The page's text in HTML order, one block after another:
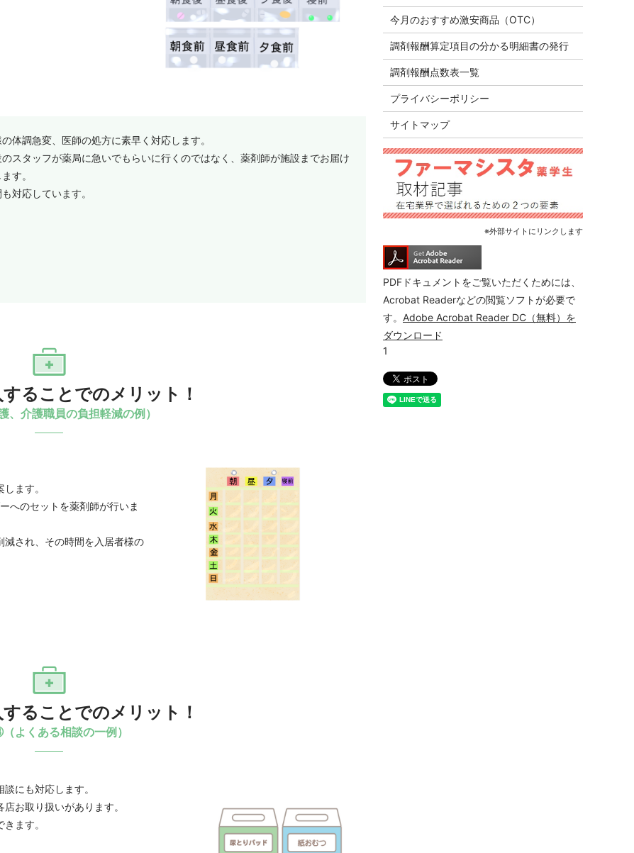
体調急変、医師の処方に素早く対応します。
スタッフが薬局に急いでもらいに行くのではなく、薬剤師が施設までお届け
す。
対応しています。
ることでのメリット！
、介護職員の負担軽減の例）
ます。
へのセットを薬剤師が行いま
され、その時間を入居者様の
ることでのメリット！
よくある相談の一例）
にも対応します。
お取り扱いがあります。
ます。
今月のおすすめ激安商品（OTC）
調剤報酬算定項目の分かる明細書の発行
調剤報酬点数表一覧
プライバシーポリシー
サイトマップ
※外部サイトにリンクします
PDFドキュメントをご覧いただくためには、
Acrobat Readerなどの閲覧ソフトが必要で
す。 Adobe Acrobat Reader DC（無料）を
ダウンロード